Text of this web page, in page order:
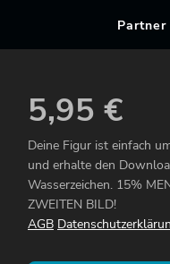
5,95 €
Deine Figur ist einfach
und erhalte den
Wasserzeichen. 15%
ZWEITEN BILD!
AGB